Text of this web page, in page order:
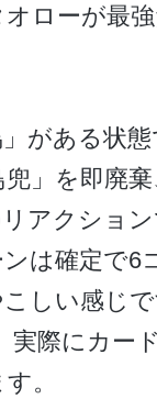
ローが最
がある状
」を即廃
アクショ
は確定で6
しい感じ
実際にカ
。